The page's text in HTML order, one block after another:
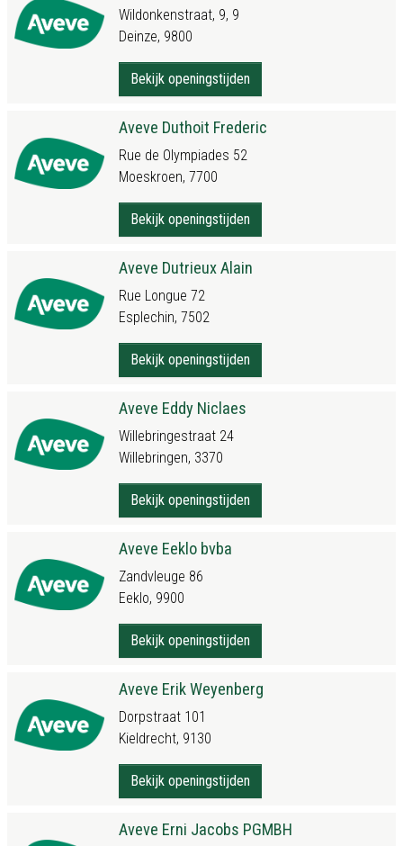
Wildonkenstraat, 9, 9
Deinze, 9800
Bekijk openingstijden
Aveve Duthoit Frederic
Rue de Olympiades 52
Moeskroen, 7700
Bekijk openingstijden
Aveve Dutrieux Alain
Rue Longue 72
Esplechin, 7502
Bekijk openingstijden
Aveve Eddy Niclaes
Willebringestraat 24
Willebringen, 3370
Bekijk openingstijden
Aveve Eeklo bvba
Zandvleuge 86
Eeklo, 9900
Bekijk openingstijden
Aveve Erik Weyenberg
Dorpstraat 101
Kieldrecht, 9130
Bekijk openingstijden
Aveve Erni Jacobs PGMBH